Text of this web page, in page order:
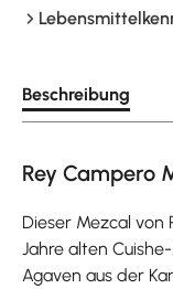
Beschreibung
Rey Campero
Dieser Mezcal von
Jahre alten
Agaven aus der